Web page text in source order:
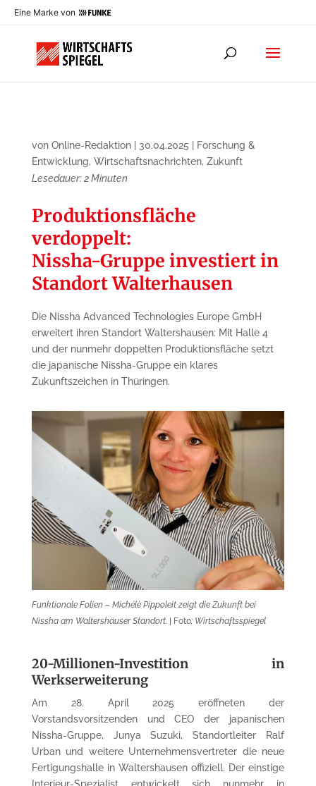
Eine Marke von
von Online-Redaktion| 30.04.2025
Forschung &
Entwicklung, Wirtschaftsnachrichten, Zukunft
Lesedauer: 2 Minuten
Produktionsfläche
verdoppelt:
Nissha-Gruppe investiert in
Standort Walterhausen ​
Die Nissha Advanced Technologies Europe GmbH
erweitert ihren Standort Waltershausen: Mit Halle 4
und der nunmehr doppelten Produktionsfläche setzt
die japanische Nissha-Gruppe ein klares
Zukunftszeichen in Thüringen. ​
Funktionale Folien – Michélè Pippoleit zeigt die Zukunft bei
Nissha am Waltershäuser Standort. | Foto: Wirtschaftsspiegel
20-Millionen-Investition in
Werkserweiterung
Am 28. April 2025 eröffneten der
Vorstandsvorsitzenden und CEO der japanischen
Nissha-Gruppe, Junya Suzuki, Standortleiter Ralf
Urban und weitere Unternehmensvertreter die neue
Fertigungshalle in Waltershausen offiziell. Der einstige